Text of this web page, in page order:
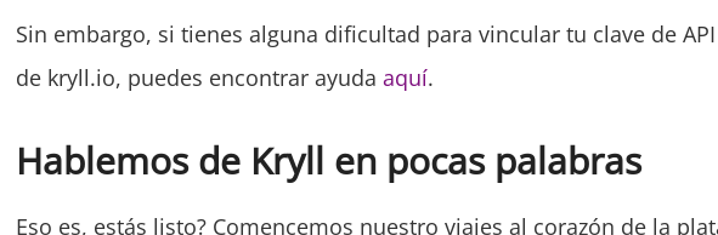
Sin embargo, si tienes alguna dificultad para vincular tu clave de
de kryll.io, puedes encontrar ayuda aquí.
Hablemos de Kryll en pocas palabras
Eso es, estás listo? Comencemos nuestro viajes al corazón de la